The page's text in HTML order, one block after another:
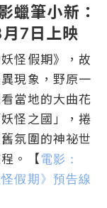
蠟筆小新：
7日上映
怪假期》，故
現象，野原一
當地的大曲花
怪之國」，捲
氛圍的神祕世
。【電影：
假期》預告線